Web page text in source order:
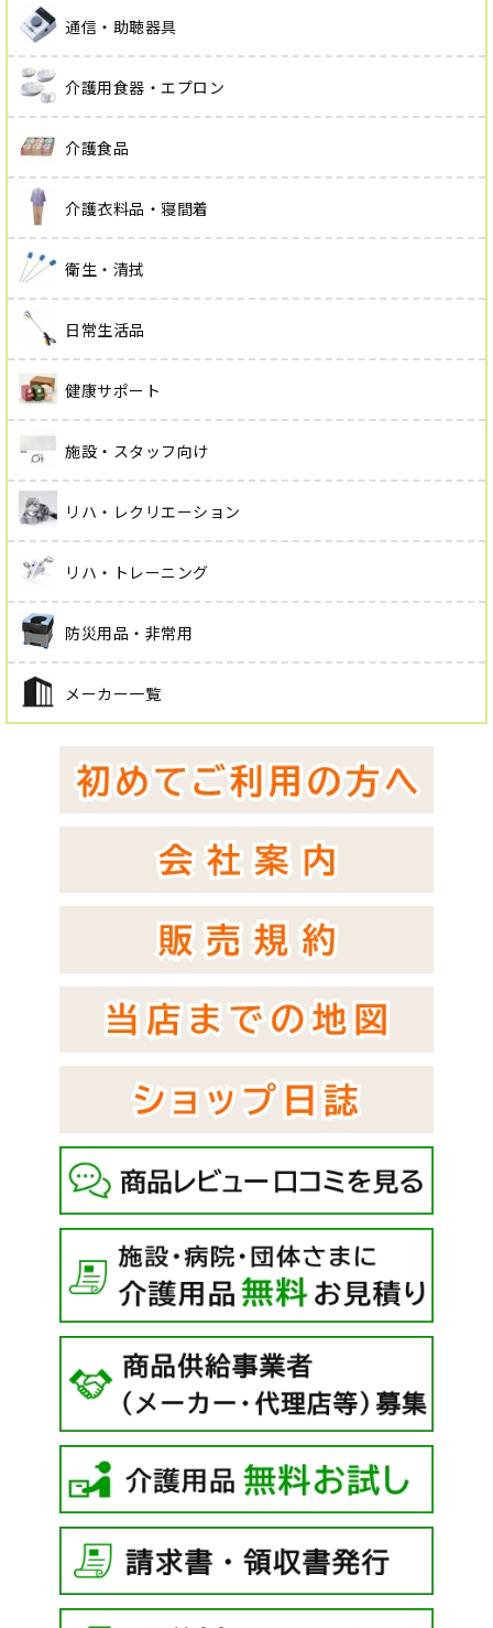
通信・助聴器具
介護用食器・エプロン
介護食品
介護衣料品・寝間着
衛生・清拭
日常生活品
健康サポート
施設・スタッフ向け
リハ・レクリエーション
リハ・トレーニング
防災用品・非常用
メーカー一覧